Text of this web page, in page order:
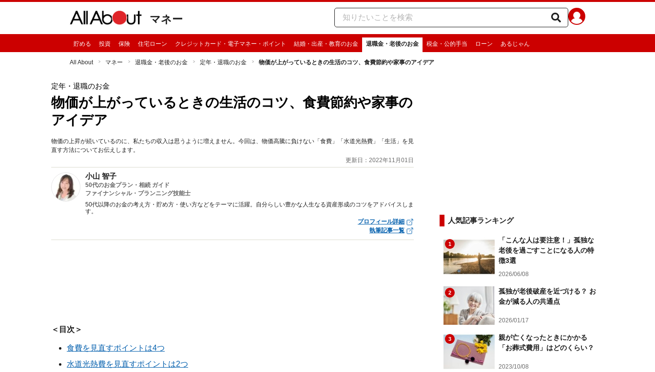
マネー
貯める 投資 保険 住宅ローン クレジットカード・電子マネー・ポイント 結婚・出産・教育のお金 退職金・老後のお金 税金・公的手当 ローン あるじゃん
All About マネー 退職金・老後のお金 定年・退職のお金 物価が上がっているときの生活のコツ、食費節約や家事のアイデア
定年・退職のお金
物価が上がっているときの生活のコツ、食費節約や家事の
アイデア
物価の上昇が続いているのに、私たちの収入は思うように増えません。今回は、物価高騰に負けない「食費」「水道光熱費」「生活」を見
直す方法についてお伝えします。
更新日：2022年11月01日
小山 智子
50代のお金プラン・相続 ガイド
ファイナンシャル・プランニング技能士
50代以降のお金の考え方・貯め方・使い方などをテーマに活躍。自分らしい豊かな人生なる資産形成のコツをアドバイスしま
す。
プロフィール詳細
執筆記事一覧
＜目次＞
食費を見直すポイントは4つ
水道光熱費を見直すポイントは2つ
人気記事ランキング
1
「こんな人は要注意！」孤独な
老後を過ごすことになる人の特
徴3選
2026/06/08
2
孤独が老後破産を近づける？ お
金が減る人の共通点
2026/01/17
3
親が亡くなったときにかかる
「お葬式費用」はどのくらい？
2023/10/08